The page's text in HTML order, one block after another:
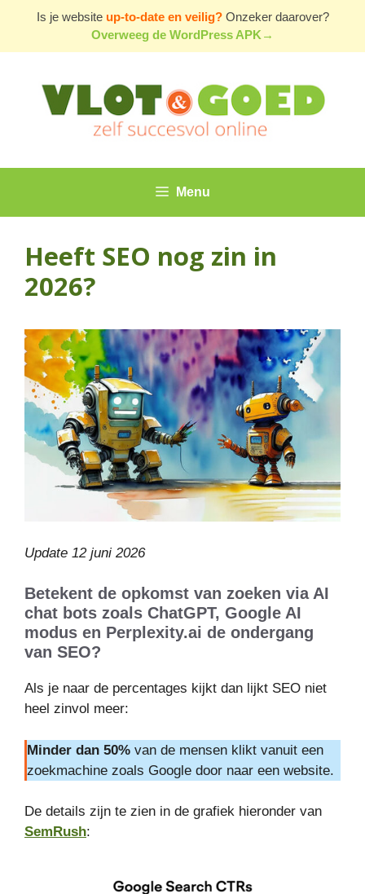
de
Is je website up-to-date en veilig? Onzeker daarover?
Overweeg de WordPress APK→
Menu
Heeft SEO nog zin in
2026?
Update 12 juni 2026
Betekent de opkomst van zoeken via AI
chat bots zoals ChatGPT, Google AI
modus en Perplexity.ai de ondergang
van SEO?
Als je naar de percentages kijkt dan lijkt SEO niet
heel zinvol meer:
Minder dan 50% van de mensen klikt vanuit een
zoekmachine zoals Google door naar een website.
De details zijn te zien in de grafiek hieronder van
SemRush: